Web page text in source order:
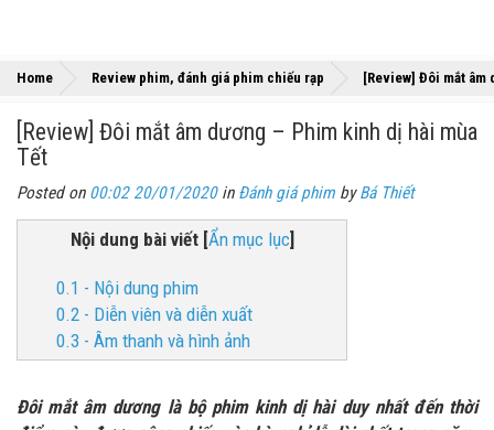
Home Review phim, đánh giá phim chiếu rạp [Review] Đôi mắt âm
[Review] Đôi mắt âm dương – Phim kinh dị hài mùa
Tết
Posted on 00:02 20/01/2020in Đánh giá phim byBá Thiết
Nội dung bài viết[Ẩn mục lục]
0.1 - Nội dung phim
0.2 - Diễn viên và diễn xuất
0.3 - Âm thanh và hình ảnh
Đôi mắt âm dương là bộ phim kinh dị hài duy nhất đến thời